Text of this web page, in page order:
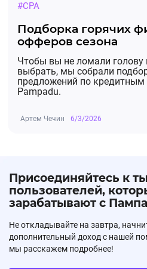
#CPA
Подборка горячих
офферов сезона
Чтобы вы не ломали
выбрать, мы собрали
предложений по кредитным
Pampadu.
Артем Чечин 6/3/2026
Присоединяйтесь к
пользователей,
зарабатывают с
Не откладывайте на завтра,
дополнительный доход с нашей
мы расскажем подробнее!